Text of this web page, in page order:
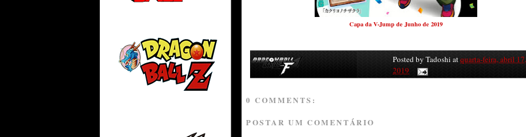
Capa da V-Jump de Junho de 2019
Posted by Tadoshi atquarta-feira, abril 17,
2019
0 COMMENTS:
POSTAR UM COMENTÁRIO